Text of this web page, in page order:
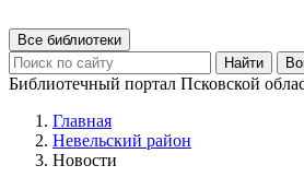
Все библиотеки
Найти
Библиотечный портал Псковской
Главная
Невельский район
Новости